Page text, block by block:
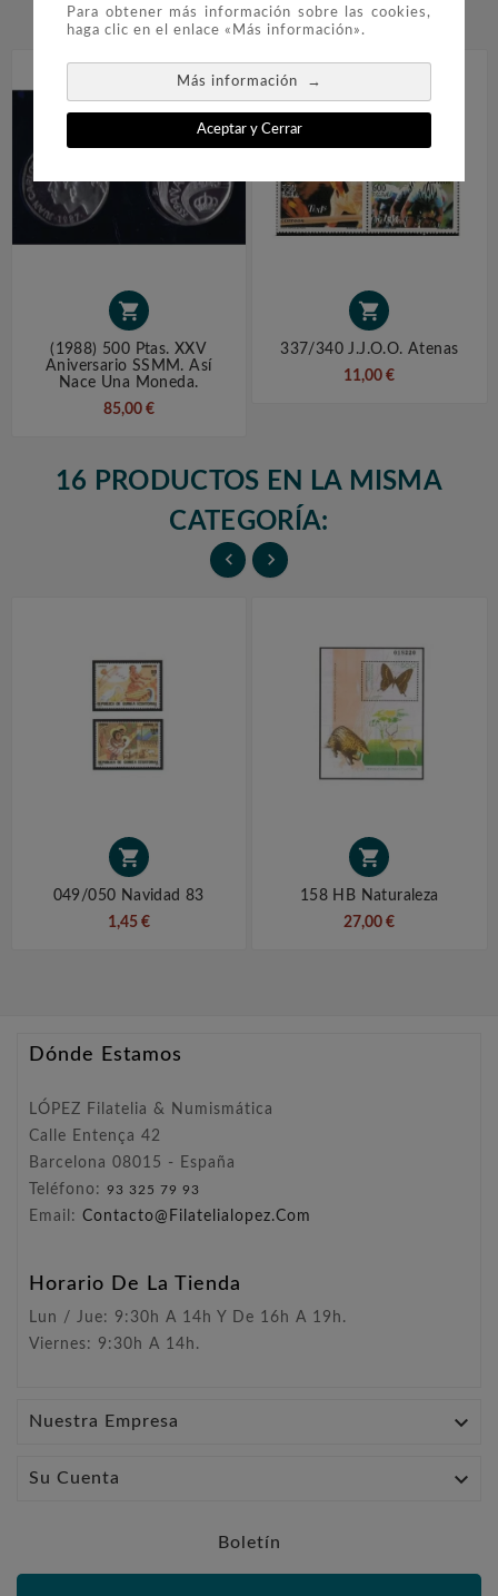
Para obtener más información sobre las cookies,
haga clic en el enlace «Más información».
Más información →
Aceptar y Cerrar
 

(1988) 500 Ptas. XXV
Aniversario SSMM. Así
Nace Una Moneda.
85,00 €

337/340 J.J.O.O. Atenas
11,00 €
16 PRODUCTOS EN LA MISMA
CATEGORÍA:
 

049/050 Navidad 83
1,45 €

158 HB Naturaleza
27,00 €
Dónde Estamos
LÓPEZ Filatelia & Numismática
Calle Entença 42
Barcelona 08015 - España
Teléfono: 93 325 79 93
Email: Contacto@filatelialopez.com
Horario De La Tienda
Lun / Jue: 9:30h A 14h Y De 16h A 19h.
Viernes: 9:30h A 14h.
Nuestra Empresa 
Su Cuenta 
Boletín